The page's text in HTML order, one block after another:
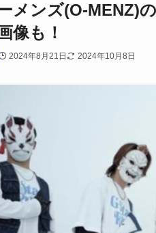
メンズ(O-MENZ)
像も！
2024年8月21日 2024年10月8日